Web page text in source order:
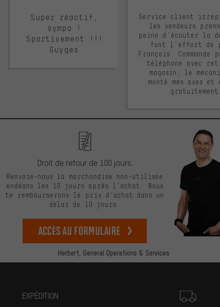
Super réactif,
sympa !
Sportivement !!!
Guyges
Service client
les vendeurs
peine d'écouter la
font l'effort de
Français. Commande
téléphone avec
magasin, le
monté mes axes et
Herbert, General Operations & Services
Droit de retour de 100 jours.
Renvoie-nous la marchandise non-utilisée
endéans les 10 jours après l’achat. Nous
te rembourserons le prix d’achat dans un
délai de 10 jours.
Accès au formulaire
EXPÉDITION